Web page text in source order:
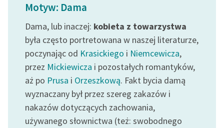
Starego Testamentu
Odkurzamy bohaterów
Szkoła Poezji Wolnych
Lektur
O nas
Kontakt
O projekcie
Motyw: Dama
Dama, lub inaczej: kobieta z towarzystwa
była często portretowana w naszej literaturze,
poczynając od Krasickiego i Niemcewicza,
przez Mickiewicza i pozostałych romantyków,
aż po Prusa i Orzeszkową. Fakt bycia damą
wyznaczany był przez szereg zakazów i
nakazów dotyczących zachowania,
używanego słownictwa (też: swobodnego